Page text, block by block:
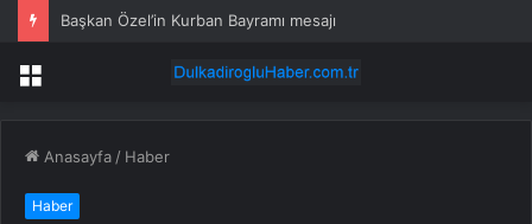
Başkan Özel’in Kurban Bayramı mesajı
Menü
Anasayfa / Haber
Haber